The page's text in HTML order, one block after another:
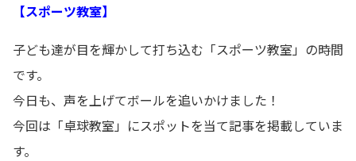
【スポーツ教室】
子ども達が目を輝かして打ち込む「スポーツ教室」の時間
です。
今日も、声を上げてボールを追いかけました！
今回は「卓球教室」にスポットを当て記事を掲載していま
す。